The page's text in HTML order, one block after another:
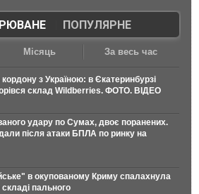
| ПОПУЛЯРНЕ
Місяць За весь час
кордону з Україною: в Єкатеринбурзі
склад Wildberries. ФОТО. ВІДЕО
удару по Сумах, двоє поранених.
після атаки БПЛА по ринку на
в окупованому Криму спалахнула
пального